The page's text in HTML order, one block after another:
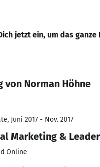
jetzt ein, um das
von Norman Höhne
Juni 2017 - Nov. 2017
Marketing &
Online